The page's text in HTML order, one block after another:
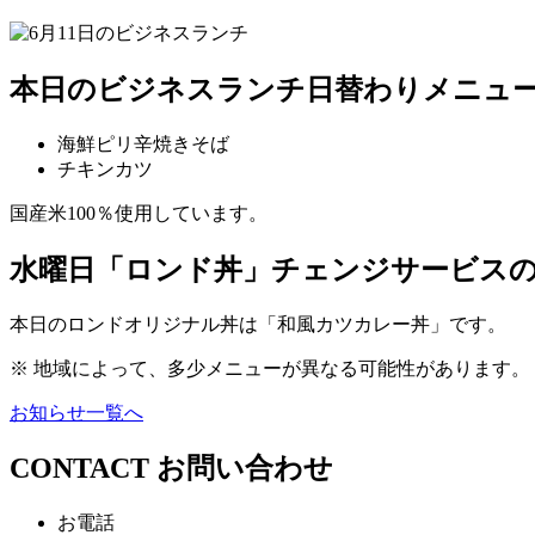
本日のビジネスランチ日替わりメニュ
海鮮ピリ辛焼きそば
チキンカツ
国産米100％使用しています。
水曜日「ロンド丼」チェンジサービス
本日のロンドオリジナル丼は「 和風カツカレー丼 」です。
※ 地域によって、多少メニューが異なる可能性があります。
お知らせ一覧へ
CONTACT お問い合わせ
お電話